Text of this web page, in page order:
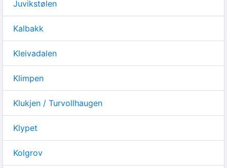
Juvikstølen
Kalbakk
Kleivadalen
Klimpen
Klukjen / Turvollhaugen
Klypet
Kolgrov